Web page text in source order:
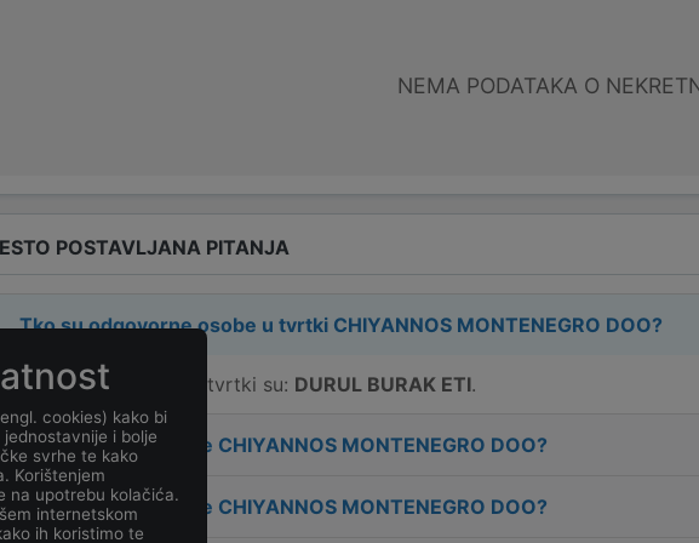
NEMA PODATAKA O
POSTAVLJANA PITANJA
Tko su odgovorne osobe u tvrtki CHIYANNOS MONTENEGRO DOO?
Odgovorne osobe u tvrtki su: DURUL BURAK ETI.
Koja je adresa tvrtke CHIYANNOS MONTENEGRO DOO?
Koji je kontakt tvrtke CHIYANNOS MONTENEGRO DOO?
cookies) kako bi
i bolje
svrhe te kako
Korištenjem
na upotrebu kolačića.
internetskom
ih koristimo te